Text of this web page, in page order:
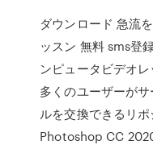
ダウンロード 急流
ッスン 無料 sms登
ンピュータビデオレ
多くのユーザーが
ルを交換できるリ
Photoshop CC